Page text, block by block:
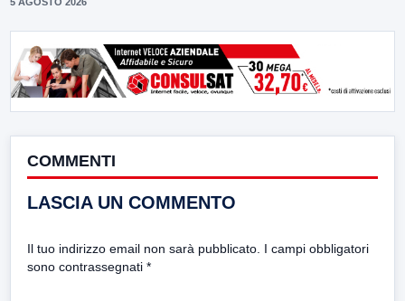
COMMENTI
LASCIA UN COMMENTO
Il tuo indirizzo email non sarà pubblicato. I campi obbligatori
sono contrassegnati *